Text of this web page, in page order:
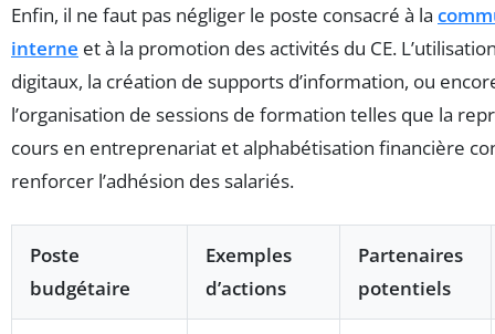
Enfin, il ne faut pas négliger le poste consacré à la
interne et à la promotion des activités du CE.
digitaux, la création de supports d’information, ou
l’organisation de sessions de formation telles que la
cours en entreprenariat et alphabétisation financière
renforcer l’adhésion des salariés.
Poste
budgétaire
Exemples
d’actions
Partenaires
potentiels